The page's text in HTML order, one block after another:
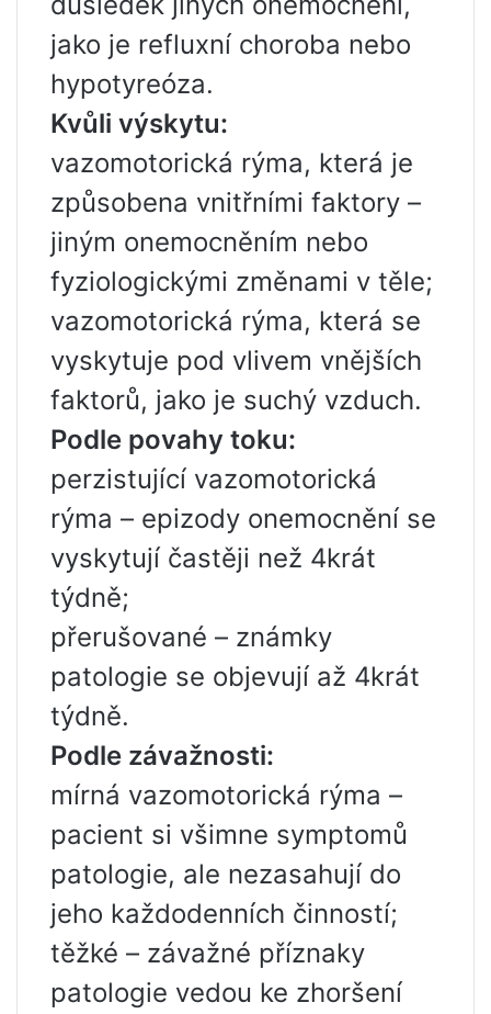
jako je refluxní choroba nebo
hypotyreóza.
Kvůli výskytu:
vazomotorická rýma, která je
způsobena vnitřními faktory –
jiným onemocněním nebo
fyziologickými změnami v těle;
vazomotorická rýma, která se
vyskytuje pod vlivem vnějších
faktorů, jako je suchý vzduch.
Podle povahy toku:
perzistující vazomotorická
rýma – epizody onemocnění se
vyskytují častěji než 4krát
týdně;
přerušované – známky
patologie se objevují až 4krát
týdně.
Podle závažnosti:
mírná vazomotorická rýma –
pacient si všimne symptomů
patologie, ale nezasahují do
jeho každodenních činností;
těžké – závažné příznaky
patologie vedou ke zhoršení